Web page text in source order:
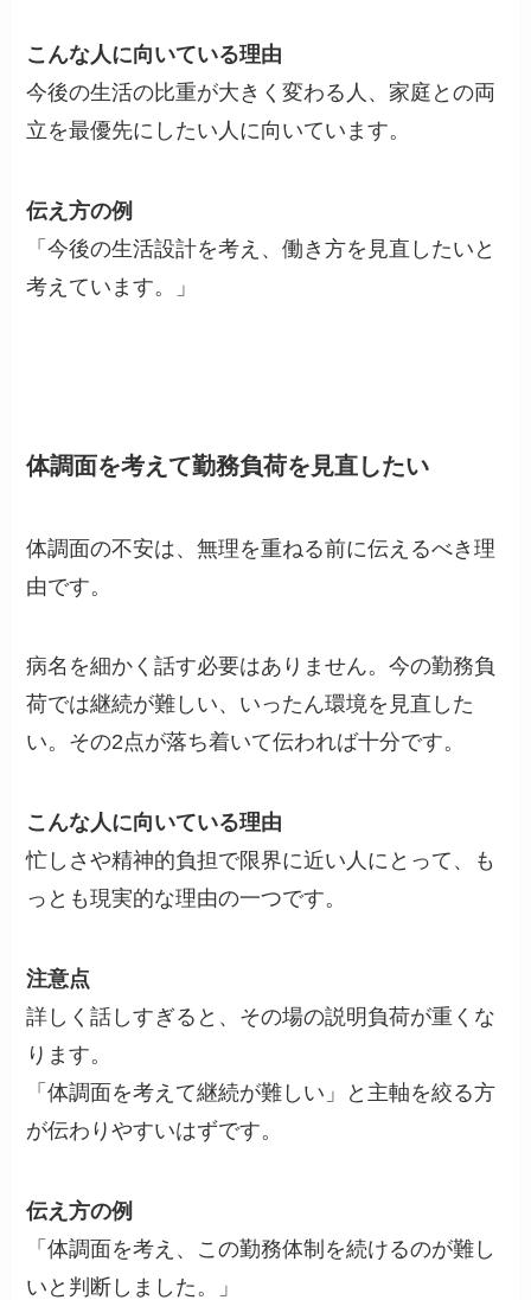
こんな人に向いている理由
今後の生活の比重が大きく変わる人、家庭との両
立を最優先にしたい人に向いています。
伝え方の例
「今後の生活設計を考え、働き方を見直したいと
考えています。」
体調面を考えて勤務負荷を見直したい
体調面の不安は、無理を重ねる前に伝えるべき理
由です。
病名を細かく話す必要はありません。今の勤務負
荷では継続が難しい、いったん環境を見直した
い。その2点が落ち着いて伝われば十分です。
こんな人に向いている理由
忙しさや精神的負担で限界に近い人にとって、も
っとも現実的な理由の一つです。
注意点
詳しく話しすぎると、その場の説明負荷が重くな
ります。
「体調面を考えて継続が難しい」と主軸を絞る方
が伝わりやすいはずです。
伝え方の例
「体調面を考え、この勤務体制を続けるのが難し
いと判断しました。」